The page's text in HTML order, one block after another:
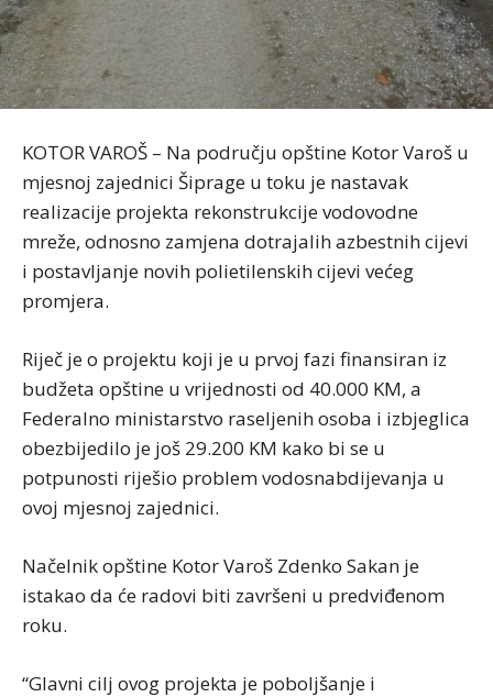
KOTOR VAROŠ – Na području opštine Kotor Varoš u
mjesnoj zajednici Šiprage u toku je nastavak
realizacije projekta rekonstrukcije vodovodne
mreže, odnosno zamjena dotrajalih azbestnih cijevi
i postavljanje novih polietilenskih cijevi većeg
promjera.
Riječ je o projektu koji je u prvoj fazi finansiran iz
budžeta opštine u vrijednosti od 40.000 KM, a
Federalno ministarstvo raseljenih osoba i izbjeglica
obezbijedilo je još 29.200 KM kako bi se u
potpunosti riješio problem vodosnabdijevanja u
ovoj mjesnoj zajednici.
Načelnik opštine Kotor Varoš Zdenko Sakan je
istakao da će radovi biti završeni u predviđenom
roku.
“Glavni cilj ovog projekta je poboljšanje i